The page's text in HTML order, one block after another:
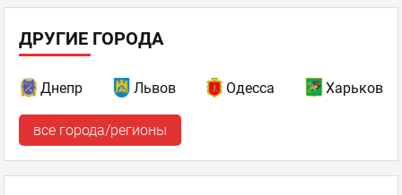
ДРУГИЕ ГОРОДА
Днепр Львов Одесса Харьков
все города/регионы